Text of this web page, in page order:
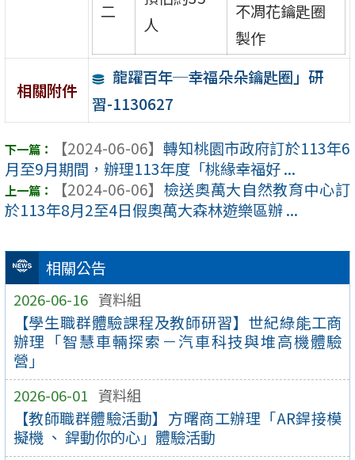
相關公告
2026-06-16 資料組
【學生職群體驗課程及教師研習】世紀綠能工商
辦理「智慧車輛探索－汽車科技與堆高機體驗
營」
2026-06-01 資料組
【教師職群體驗活動】方曙商工辦理「AR銲接模
擬機 、 銲動你的心」體驗活動
二
人
不凋花鑰匙圈
製作
相關附件
龍躍百年─幸福朵朵鑰匙圈」研
習-1130627
【2024-06-06】 轉知桃園市政府訂於113年6
月至9月期間，辦理113年度「桃緣幸福好 ...
【2024-06-06】 檢送奧萬大自然教育中心訂
於113年8月2至4日假奧萬大森林遊樂區辦 ...